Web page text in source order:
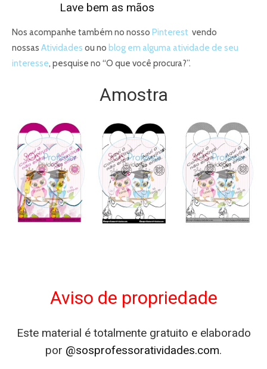
Lave bem as mãos
Nos acompanhe também no nosso Pinterest vendo
nossas Atividades ou no blog em alguma atividade de seu
interesse, pesquise no “O que você procura?”.
Amostra
Aviso de propriedade
Este material é totalmente gratuito e elaborado
por @sosprofessoratividades.com.